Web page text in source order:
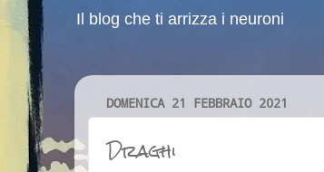
Il blog che ti arrizza i neuroni
DOMENICA 21 FEBBRAIO 2021
Draghi